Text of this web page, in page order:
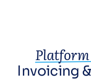
Platform
Invoicing &